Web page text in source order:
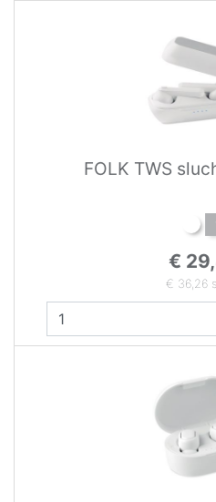
FOLK TWS
€
€ 36,26